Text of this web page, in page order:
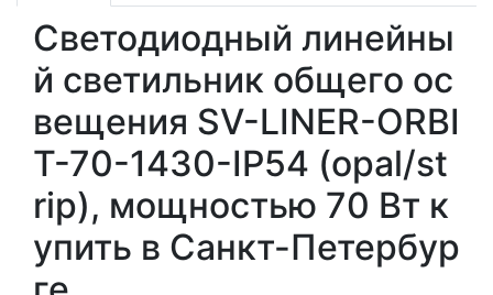
Светодиодный линейны
й светильник общего ос
вещения SV-LINER-ORBI
T-70-1430-IP54 (opal/st
rip), мощностью 70 Вт к
упить в Санкт-Петербур